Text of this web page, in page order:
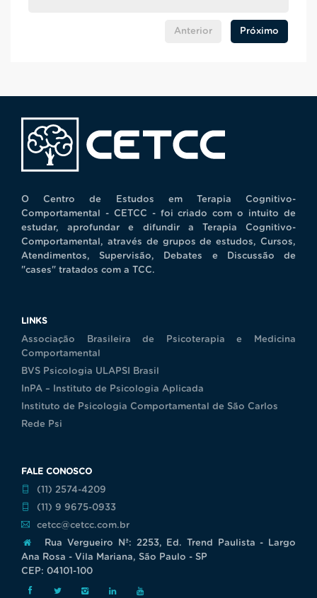
Anterior Próximo
O Centro de Estudos em Terapia Cognitivo-
Comportamental - CETCC - foi criado com o intuito de
estudar, aprofundar e difundir a Terapia Cognitivo-
Comportamental, através de grupos de estudos, Cursos,
Atendimentos, Supervisão, Debates e Discussão de
"cases" tratados com a TCC.
LINKS
Associação Brasileira de Psicoterapia e Medicina
Comportamental
BVS Psicologia ULAPSI Brasil
InPA – Instituto de Psicologia Aplicada
Instituto de Psicologia Comportamental de São Carlos
Rede Psi
FALE CONOSCO
(11) 2574-4209
(11) 9 9675-0933
cetcc@cetcc.com.br
Rua Vergueiro Nª: 2253, Ed. Trend Paulista - Largo
Ana Rosa - Vila Mariana, São Paulo - SP
CEP: 04101-100